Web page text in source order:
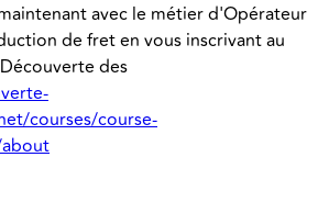
avec le métier d'Opérateur
de fret en vous inscrivant au
des
courses/course-